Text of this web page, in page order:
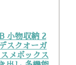
小物収納 2
スクオーガ
メボックス